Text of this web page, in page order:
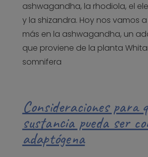
ashwagandha, la rhodiola, el
y la shizandra. Hoy nos vamos
más en la ashwagandha, un
que proviene de la planta
somnifera
Consideraciones para
sustancia pueda ser
adaptógena